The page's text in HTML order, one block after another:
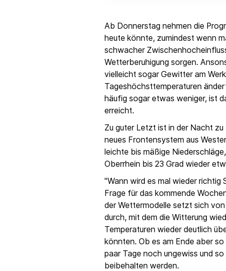
Ab Donnerstag nehmen die
heute könnte, zumindest wenn
schwacher
Wetterberuhigung sorgen.
vielleicht sogar Gewitter am
Tageshöchsttemperaturen
häufig sogar etwas weniger, ist
erreicht.
Zu guter Letzt ist in der Nacht
neues Frontensystem aus
leichte bis mäßige
Oberrhein bis 23 Grad wieder
"Wann wird es mal wieder richtig
Frage für das kommende
der Wettermodelle setzt sich
durch, mit dem die Witterung
Temperaturen wieder deutlich
könnten. Ob es am Ende aber
paar Tage noch ungewiss und
beibehalten werden.